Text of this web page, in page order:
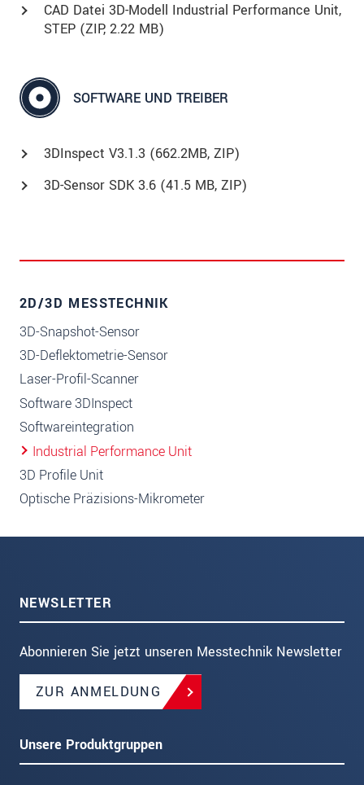
CAD Datei 3D-Modell Industrial Performance Unit,
STEP (ZIP, 2.22 MB)
SOFTWARE UND TREIBER
3DInspect V3.1.3 (662.2MB, ZIP)
3D-Sensor SDK 3.6 (41.5 MB, ZIP)
2D/3D MESSTECHNIK
3D-Snapshot-Sensor
3D-Deflektometrie-Sensor
Laser-Profil-Scanner
Software 3DInspect
Softwareintegration
Industrial Performance Unit
3D Profile Unit
Optische Präzisions-Mikrometer
NEWSLETTER
Abonnieren Sie jetzt unseren Messtechnik Newsletter
ZUR ANMELDUNG
Unsere Produktgruppen